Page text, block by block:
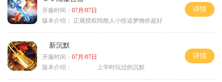
开服时间： 07月/07日
版本介绍：
正规授权纯散人小怪追梦物价超好
详情
新沉默
开服时间： 07月/07日
版本介绍：
上学时玩过的沉默
详情